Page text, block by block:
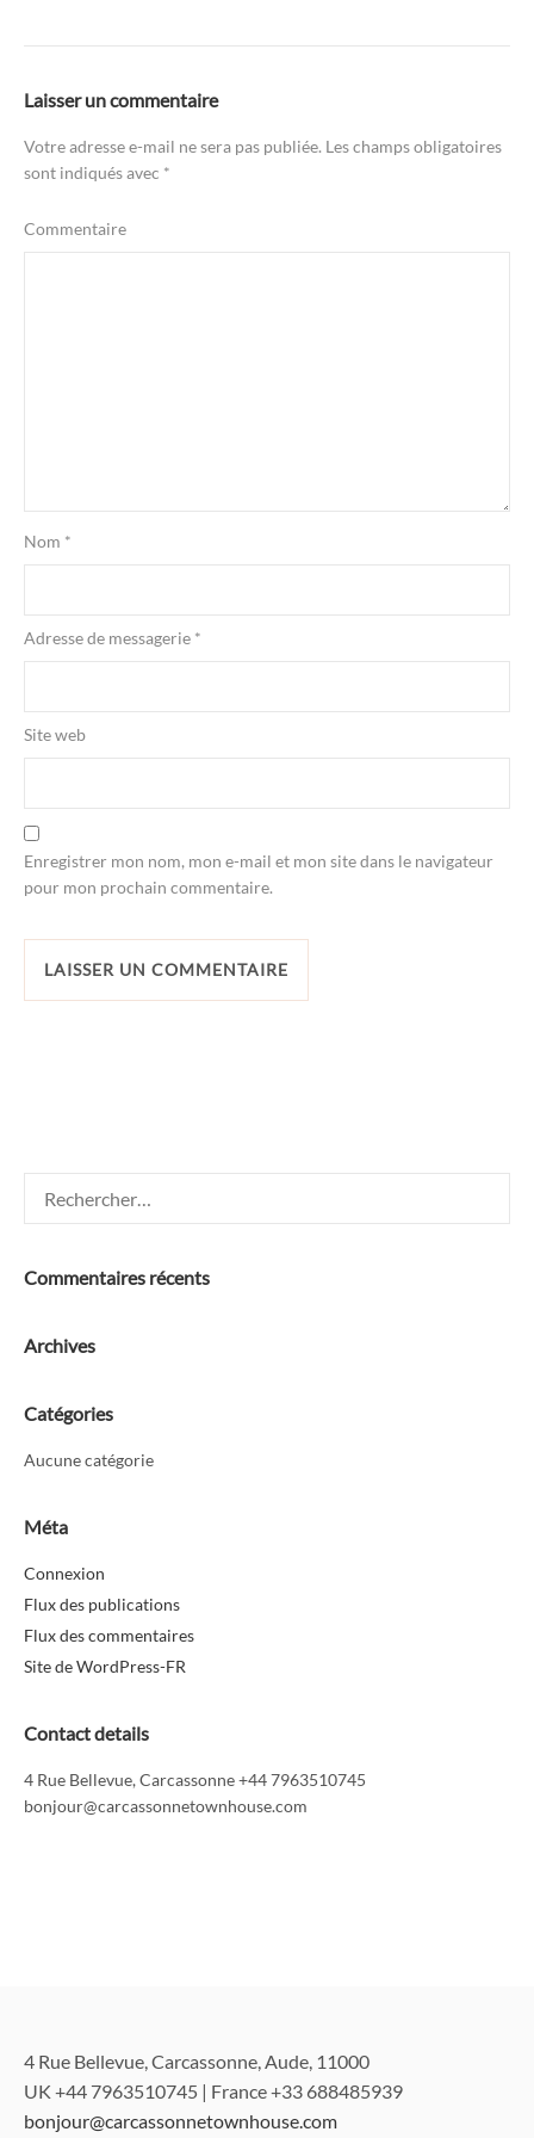
Laisser un commentaire
Votre adresse e-mail ne sera pas publiée. Les champs obligatoires
sont indiqués avec *
Commentaire
Nom *
Adresse de messagerie *
Site web
Enregistrer mon nom, mon e-mail et mon site dans le navigateur
pour mon prochain commentaire.
Commentaires récents
Archives
Catégories
Aucune catégorie
Méta
Connexion
Flux des publications
Flux des commentaires
Site de WordPress-FR
Contact details
4 Rue Bellevue, Carcassonne +44 7963510745
bonjour@carcassonnetownhouse.com
4 Rue Bellevue, Carcassonne, Aude, 11000
UK +44 7963510745 | France +33 688485939
bonjour@carcassonnetownhouse.com